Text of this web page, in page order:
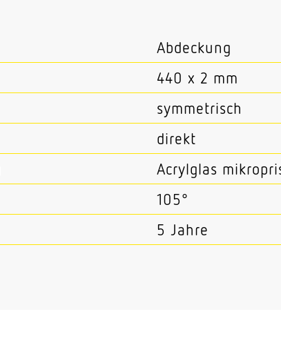
Abdeckung
440 x 2 mm
symmetrisch
direkt
Acrylglas
105°
5 Jahre